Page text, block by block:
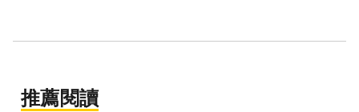
推薦閱讀